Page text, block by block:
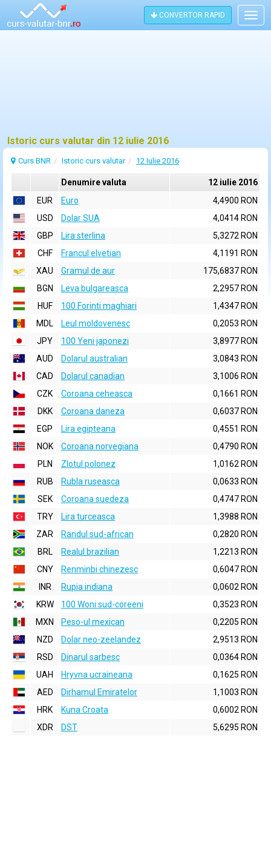
CONVERTOR RAPID
Istoric curs valutar din 12 iulie 2016
Curs BNR Istoric curs valutar 12 Iulie 2016
Denumire valuta
12 iulie 2016
EUR
Euro
4,4900 RON
USD
Dolar SUA
4,0414 RON
GBP
Lira sterlina
5,3272 RON
CHF
Francul elvetian
4,1191 RON
XAU
Gramul de aur
175,6837 RON
BGN
Leva bulgareasca
2,2957 RON
HUF
100 Forinti maghiari
1,4347 RON
MDL
Leul moldovenesc
0,2053 RON
JPY
100 Yeni japonezi
3,8977 RON
AUD
Dolarul australian
3,0843 RON
CAD
Dolarul canadian
3,1006 RON
CZK
Coroana ceheasca
0,1661 RON
DKK
Coroana daneza
0,6037 RON
EGP
Lira egipteana
0,4551 RON
NOK
Coroana norvegiana
0,4790 RON
PLN
Zlotul polonez
1,0162 RON
RUB
Rubla ruseasca
0,0633 RON
SEK
Coroana suedeza
0,4747 RON
TRY
Lira turceasca
1,3988 RON
ZAR
Randul sud-african
0,2820 RON
BRL
Realul brazilian
1,2213 RON
CNY
Renminbi chinezesc
0,6047 RON
INR
Rupia indiana
0,0602 RON
KRW
100 Woni sud-coreeni
0,3523 RON
MXN
Peso-ul mexican
0,2205 RON
NZD
Dolar neo-zeelandez
2,9513 RON
RSD
Dinarul sarbesc
0,0364 RON
UAH
Hryvna ucraineana
0,1625 RON
AED
Dirhamul Emiratelor
1,1003 RON
HRK
Kuna Croata
0,6002 RON
XDR
DST 5,6295 RON